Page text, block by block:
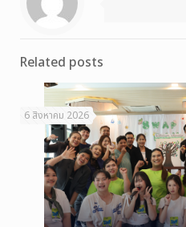
Related posts
6 สิงหาคม 2026